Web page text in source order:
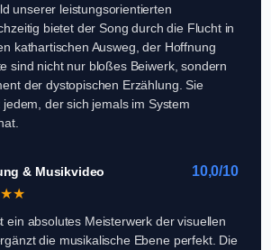
unserer leistungsorientierten
bietet der Song durch die Flucht in
kathartischen Ausweg, der Hoffnung
sind nicht nur bloßes Beiwerk, sondern
der dystopischen Erzählung. Sie
der sich jemals im System
& Musikvideo
10,0/10
★★
ein absolutes Meisterwerk der visuellen
die musikalische Ebene perfekt. Die